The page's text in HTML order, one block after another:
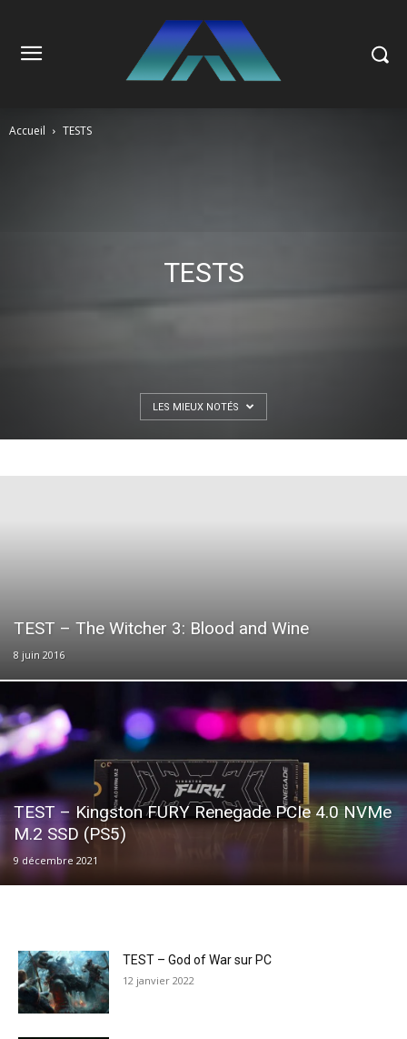
Accueil TESTS
TESTS
LES MIEUX NOTÉS
TEST – The Witcher 3: Blood and Wine
8 juin 2016
TEST – Kingston FURY Renegade PCIe 4.0 NVMe
M.2 SSD (PS5)
9 décembre 2021
TEST – God of War sur PC
12 janvier 2022